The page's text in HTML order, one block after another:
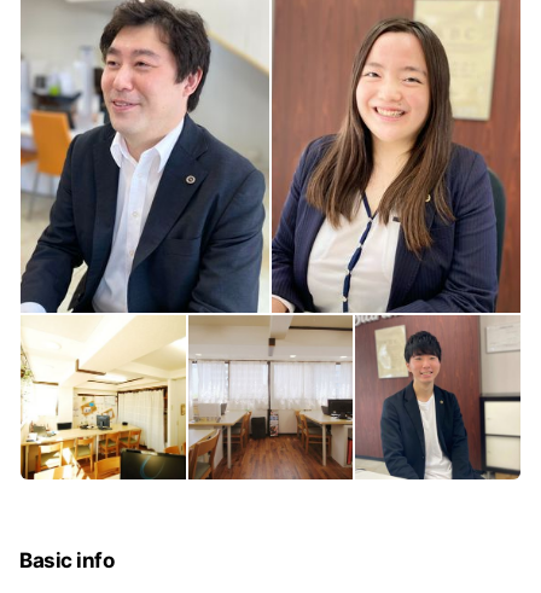
貸・分譲・戸建・事業用などさまざまな物件のご相談をお受け
いたしております。 豊洲周辺で不動産に関するご相談はぜひ
スタートライン 湾岸豊洲店までお問い合わせください。
Basic info